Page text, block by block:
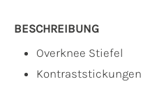
BESCHREIBUNG
Overknee Stiefel
Kontraststickungen